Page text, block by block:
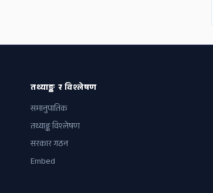
तथ्याङ्क र विश्लेषण
समानुपातिक
तथ्याङ्क विश्लेषण
सरकार गठन
Embed